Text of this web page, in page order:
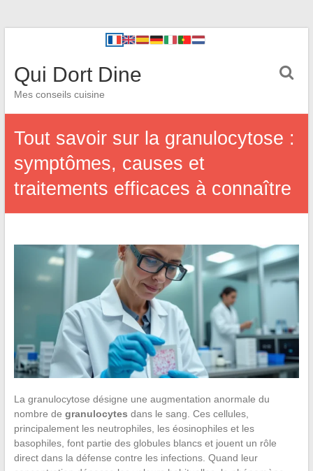
Qui Dort Dine
Mes conseils cuisine
Tout savoir sur la granulocytose :
symptômes, causes et
traitements efficaces à connaître
La granulocytose désigne une augmentation anormale du
nombre de granulocytes dans le sang. Ces cellules,
principalement les neutrophiles, les éosinophiles et les
basophiles, font partie des globules blancs et jouent un rôle
direct dans la défense contre les infections. Quand leur